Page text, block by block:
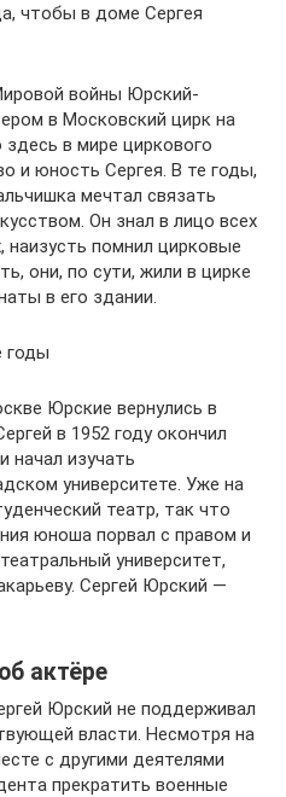
чтобы в доме Сергея
войны Юрский-
в Московский цирк на
в мире циркового
и юность Сергея. В те годы,
мечтал связать
Он знал в лицо всех
помнил цирковые
они, по сути, жили в цирке
в его здании.
годы
Юрские вернулись в
в 1952 году окончил
начал изучать
университете. Уже на
театр, так что
юноша порвал с правом и
университет,
Сергей Юрский —
актёре
Юрский не поддерживал
власти. Несмотря на
с другими деятелями
прекратить военные